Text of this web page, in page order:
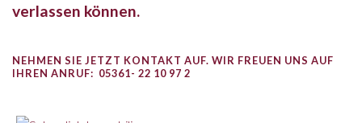
verlassen können.
NEHMEN SIE JETZT KONTAKT AUF. WIR FREUEN UNS AUF
IHREN ANRUF: 05361- 22 10 97 2